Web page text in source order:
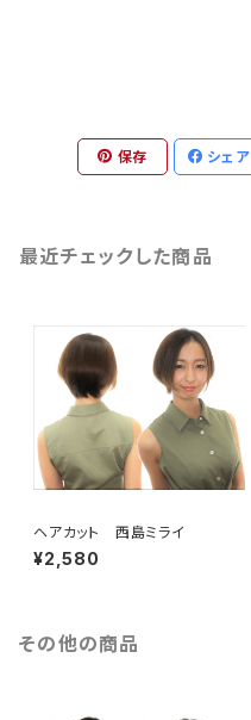
保存 シェア
最近チェックした商品
ヘアカット 西島ミライ
¥2,580
その他の商品